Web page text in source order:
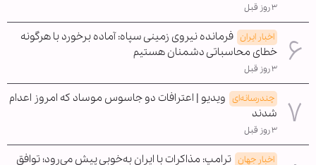
۳ روز قبل
اخبار ایران فرمانده نیروی زمینی سپاه: آماده برخورد با هرگونه
خطای محاسباتی دشمنان هستیم
۳ روز قبل
چندرسانه‌ای ویدیو | اعترافات دو جاسوس موساد که امروز اعدام
شدند
۳ روز قبل
اخبار جهان ترامپ: مذاکرات با ایران به‌خوبی پیش می‌رود؛ توافق